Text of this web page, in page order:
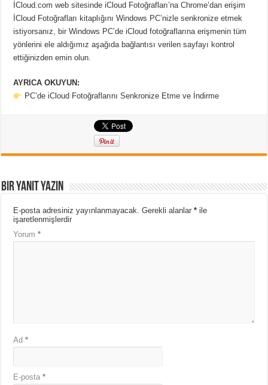
İCloud.com web sitesinde iCloud Fotoğrafları’na Chrome’dan erişim
İCloud Fotoğrafları kitaplığını Windows PC’nizle senkronize etmek
istiyorsanız, bir Windows PC’de iCloud fotoğraflarına erişmenin tüm
yönlerini ele aldığımız aşağıda bağlantısı verilen sayfayı kontrol
ettiğinizden emin olun.
AYRICA OKUYUN:
PC’de iCloud Fotoğraflarını Senkronize Etme ve İndirme
Bir yanıt yazın
E-posta adresiniz yayınlanmayacak. Gerekli alanlar* ile
işaretlenmişlerdir
Yorum*
Ad*
E-posta*